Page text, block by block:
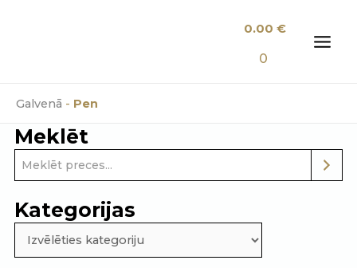
0.00€
0
Galvenā - Pen
Meklēt
Kategorijas